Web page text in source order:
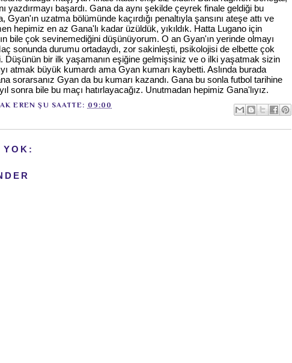
yazdırmayı başardı. Gana da aynı şekilde çeyrek finale geldiği bu
Gyan'ın uzatma bölümünde kaçırdığı penaltıyla şansını ateşe attı ve
hepimiz en az Gana'lı kadar üzüldük, yıkıldık. Hatta Lugano için
bile çok sevinemediğini düşünüyorum. O an Gyan'ın yerinde olmayı
sonunda durumu ortadaydı, zor sakinleşti, psikolojisi de elbette çok
Düşünün bir ilk yaşamanın eşiğine gelmişsiniz ve o ilki yaşatmak sizin
atmak büyük kumardı ama Gyan kumarı kaybetti. Aslında burada
sorarsanız Gyan da bu kumarı kazandı. Gana bu sonla futbol tarihine
sonra bile bu maçı hatırlayacağız. Unutmadan hepimiz Gana'lıyız.
EREN ŞU SAATTE: 09:00
YOK: